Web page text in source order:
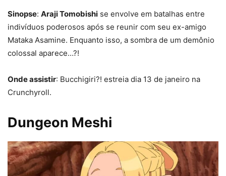
Sinopse: Araji Tomobishi se envolve em batalhas entre
indivíduos poderosos após se reunir com seu ex-amigo
Mataka Asamine. Enquanto isso, a sombra de um demônio
colossal aparece…?!
Onde assistir: Bucchigiri?! estreia dia 13 de janeiro na
Crunchyroll.
Dungeon Meshi